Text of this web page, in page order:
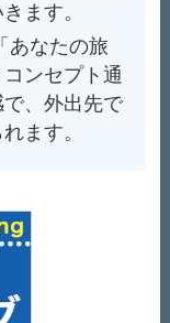
ます。
あなたの旅
ンセプト通
、外出先で
ます。